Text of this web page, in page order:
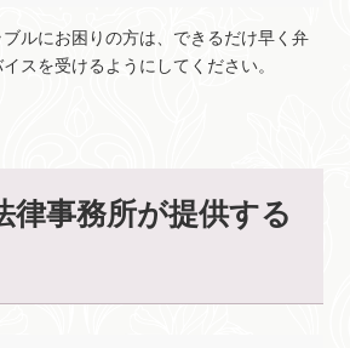
ルにお困りの方は、できるだけ早く弁
スを受けるようにしてください。
事務所が提供する